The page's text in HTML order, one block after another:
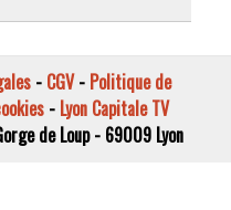
- CGV- Politique de
- Lyon Capitale TV
de Loup - 69009 Lyon